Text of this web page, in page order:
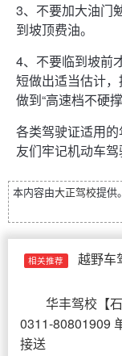
3、不要加大油门
到坡顶费油。
4、不要临到坡前
短做出适当估计，
做到“高速档不硬
各类驾驶证适用
友们牢记机动车驾
本内容由大正驾校提供
相关推荐 越野车
华丰驾校 【
0311-80801909
接送